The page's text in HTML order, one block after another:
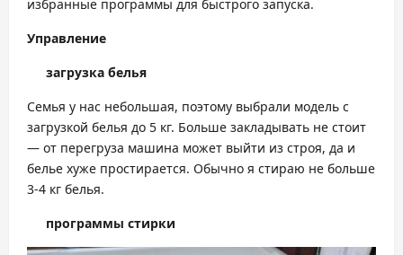
избранные программы для быстрого запуска.
Управление
загрузка белья
Семья у нас небольшая, поэтому выбрали модель с
загрузкой белья до 5 кг. Больше закладывать не стоит
— от перегруза машина может выйти из строя, да и
белье хуже простирается. Обычно я стираю не больше
3-4 кг белья.
программы стирки